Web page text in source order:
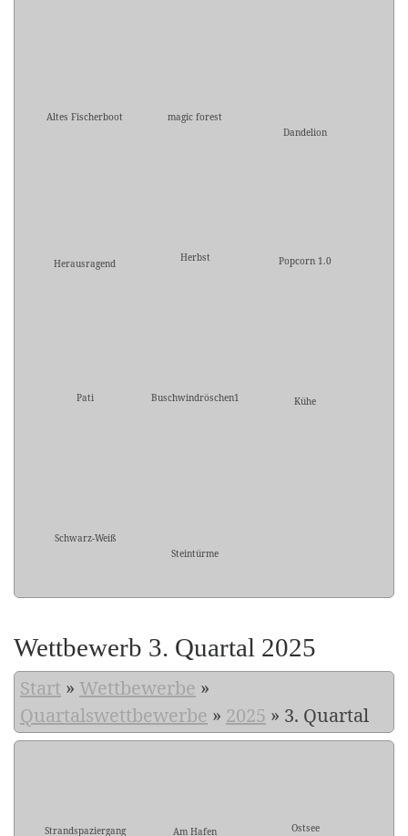
Altes Fischerboot
magic forest
Dandelion
Herausragend Herbst Popcorn 1.0
Pati Buschwindröschen1 Kühe
Schwarz-Weiß
Steintürme
Wettbewerb 3. Quartal 2025
Start » Wettbewerbe »
Quartalswettbewerbe » 2025 » 3. Quartal
Strandspaziergang
Am Hafen
Ostsee